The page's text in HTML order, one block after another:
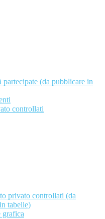
partecipate (da pubblicare in
controllati
privato controllati (da
tabelle)
grafica